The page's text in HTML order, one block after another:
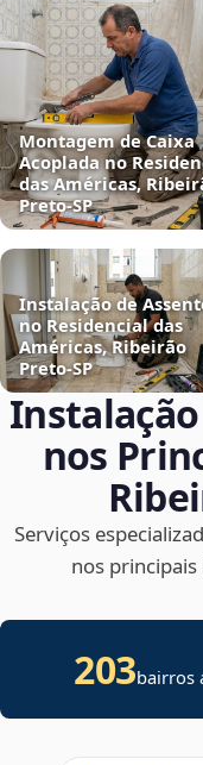
Montagem de Caixa
Acoplada no
das Américas,
Preto‑SP
Instalação de
no Residencial das
Américas, Ribeirão
Preto‑SP
nos
Serviços
nos principais
203bairros